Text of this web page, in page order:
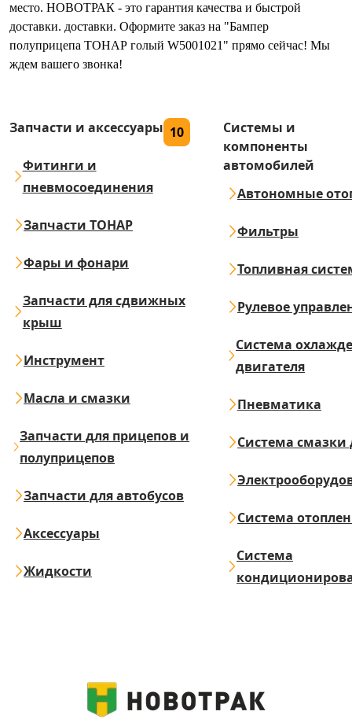
место. НОВОТРАК - это гарантия качества и быстрой
доставки. доставки. Оформите заказ на "Бампер
полуприцепа ТОНАР голый W5001021" прямо сейчас! Мы
ждем вашего звонка!
Запчасти и аксессуары 10
Фитинги и
пневмосоединения
Запчасти ТОНАР
Фары и фонари
Запчасти для сдвижных
крыш
Инструмент
Масла и смазки
Запчасти для прицепов и
полуприцепов
Запчасти для автобусов
Аксессуары
Жидкости
Системы и
компоненты
автомобилей
Автономные
Фильтры
Топливная
Рулевое
Система
двигателя
Пневматика
Система смазки
Система
Система